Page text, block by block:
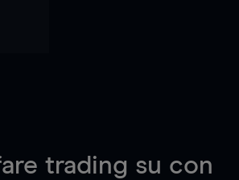
trading su con